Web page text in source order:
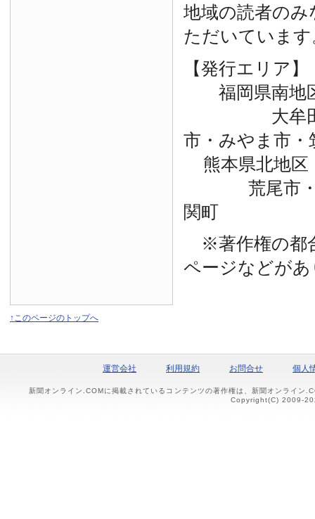
地域の読者の
ただいています
【発行エリア】
福岡県南地
大牟田市
市・みやま市・
熊本県北地区
荒尾市・玉
関町
※著作権の都
ページなどが
↑このページのトップへ
運営会社 利用規約 お問合せ 個人
新聞オンライン.COMに掲載されているコンテンツの著作権は、新聞オンライン
Copyright(C) 2009-